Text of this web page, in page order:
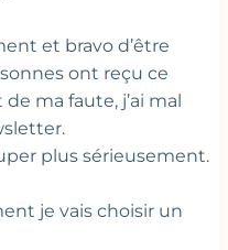
et bravo d’être
ont reçu ce
ma faute, j’ai mal
plus sérieusement.
je vais choisir un